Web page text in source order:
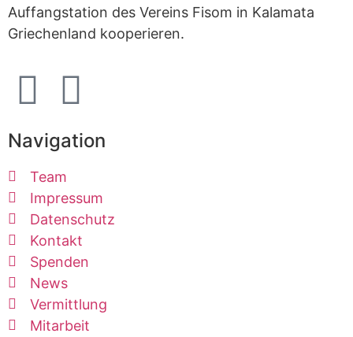
Auffangstation des Vereins Fisom in Kalamata
Griechenland kooperieren.
Navigation
Team
Impressum
Datenschutz
Kontakt
Spenden
News
Vermittlung
Mitarbeit